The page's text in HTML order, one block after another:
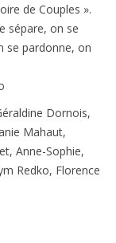
de Couples ».
sépare, on se
se pardonne, on
Dornois,
Mahaut,
Anne-Sophie,
Redko, Florence